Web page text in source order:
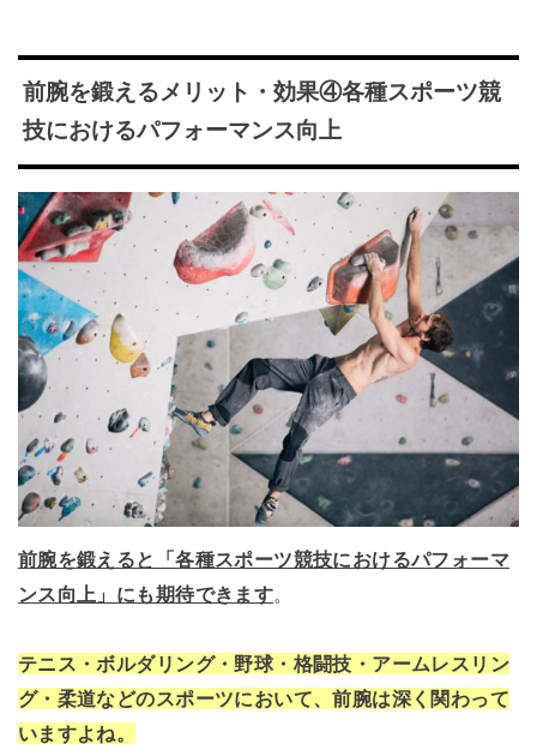
前腕を鍛えるメリット・効果④各種スポーツ競
技におけるパフォーマンス向上
前腕を鍛えると「各種スポーツ競技におけるパフォーマ
ンス向上」にも期待できます。
テニス・ボルダリング・野球・格闘技・アームレスリン
グ・柔道などのスポーツにおいて、前腕は深く関わって
いますよね。